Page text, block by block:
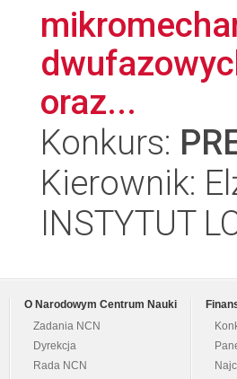
oraz...
Konkurs:
Kierownik:
INSTYTUT
O Narodowym Centrum Nauki
Zadania NCN
Dyrekcja
Rada NCN